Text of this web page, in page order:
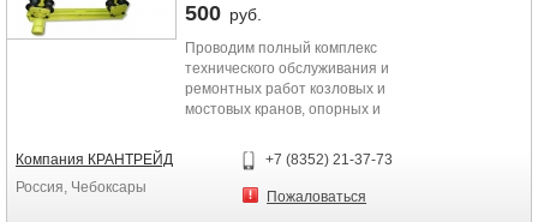
500 руб.
Проводим полный комплекс
технического обслуживания и
ремонтных работ козловых и
мостовых кранов, опорных и
электротельферов, подъёмников и
иного грузоподъёмного
оборудования. Поставка всех
Компания КРАНТРЕЙД
Россия, Чебоксары
+7 (8352) 21-37-73
Пожаловаться